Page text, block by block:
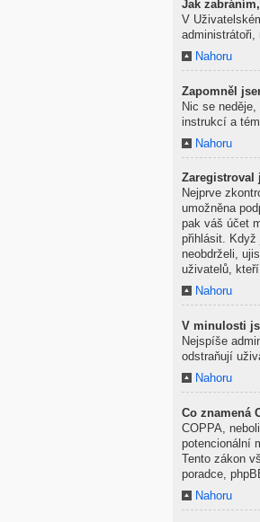
Jak
V
administrátoři,
Nahoru
Zapomněl
Nic se
instrukcí a
Nahoru
Zaregistroval
Nejprve
umožněna
pak váš účet
přihlásit. Když
neobdrželi,
uživatelů,
Nahoru
V minulosti
Nejspíše
odstraňují
Nahoru
Co znamená
COPPA,
potencionální
Tento zákon
poradce,
Nahoru